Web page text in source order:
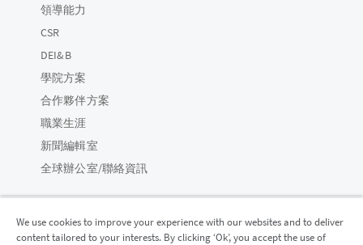
領導能力
CSR
DEI&B
學院方案
合作夥伴方案
職業生涯
新聞編輯室
全球辦公室/聯絡資訊
We use cookies to improve your experience with our websites and to deliver
content tailored to your interests. By clicking ‘Ok’, you accept the use of